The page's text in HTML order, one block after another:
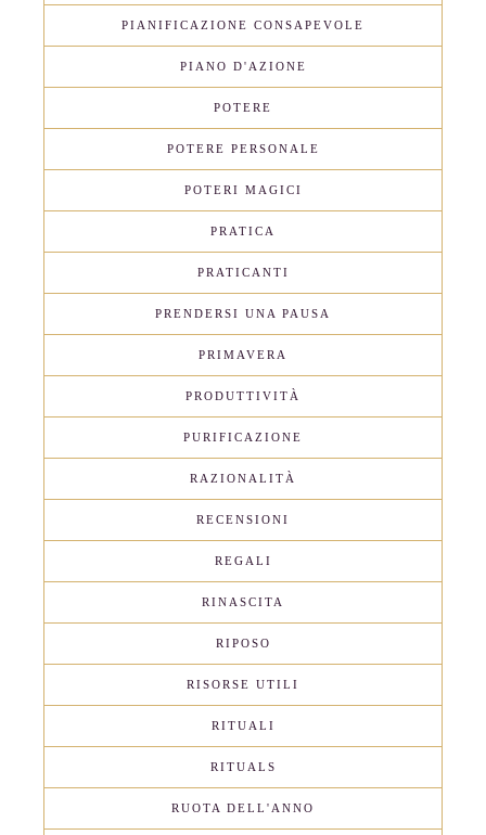
PIANIFICAZIONE CONSAPEVOLE
PIANO D'AZIONE
POTERE
POTERE PERSONALE
POTERI MAGICI
PRATICA
PRATICANTI
PRENDERSI UNA PAUSA
PRIMAVERA
PRODUTTIVITÀ
PURIFICAZIONE
RAZIONALITÀ
RECENSIONI
REGALI
RINASCITA
RIPOSO
RISORSE UTILI
RITUALI
RITUALS
RUOTA DELL'ANNO